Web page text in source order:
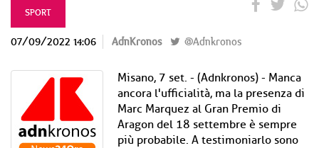
SPORT
07/09/2022 14:06 AdnKronos @Adnkronos
Misano, 7 set. - (Adnkronos) - Manca
ancora l'ufficialità, ma la presenza di
Marc Marquez al Gran Premio di
Aragon del 18 settembre è sempre
più probabile. A testimoniarlo sono